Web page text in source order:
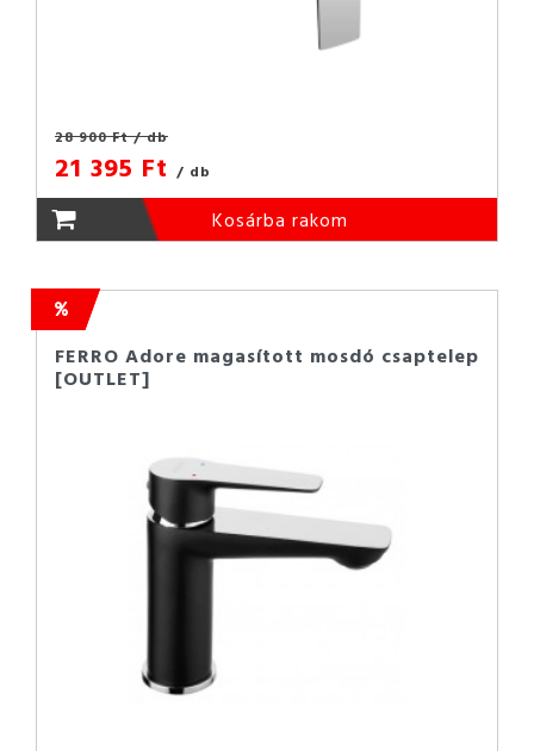
28 900 Ft/ db
21 395 Ft / db
Kosárba rakom
FERRO Adore magasított mosdó csaptelep
[OUTLET]